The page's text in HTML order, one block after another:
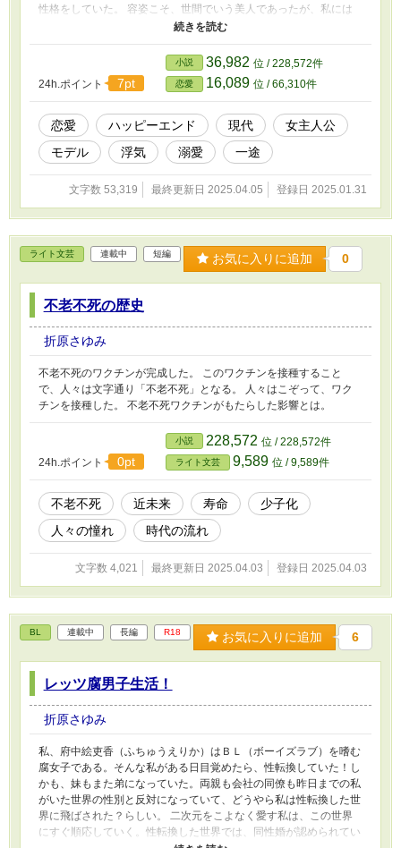
性格をしていた。 容姿こそ、世間でいう美人であったが、私には
モデルは向いていなかった。そんな私にできた彼氏はクズ男だっ
た。 クズ男と別れるために弟に相談したら、弟と同じくらい人気
モデル「ルリ」が私の恋人役になってしまった。私はクズ男と無事
に別れることができるだろうか。
24h.ポイント
7pt
小説 36,982 位 / 228,572件
恋愛 16,089 位 / 66,310件
恋愛 ハッピーエンド 現代
女主人公
モデル
浮気 溺愛 一途
文字数 53,319 最終更新日 2025.04.05 登録日 2025.01.31
ライト文芸 連載中 短編 お気に入りに追加 0
不老不死の歴史
折原さゆみ
不老不死のワクチンが完成した。 このワクチンを接種すること
で、人々は文字通り「不老不死」となる。 人々はこぞって、ワク
チンを接種した。 不老不死ワクチンがもたらした影響とは。
24h.ポイント 0pt
小説 228,572 位 / 228,572件
ライト文芸 9,589 位 / 9,589件
不老不死 近未来 寿命
少子化
人々の憧れ
時代の流れ
文字数 4,021 最終更新日 2025.04.03 登録日 2025.04.03
BL 連載中 長編 R18 お気に入りに追加 6
レッツ腐男子生活！
折原さゆみ
私、府中絵吏香（ふちゅうえりか）はＢＬ（ボーイズラブ）を嗜む
腐女子である。そんな私がある日目覚めたら、性転換していた！し
かも、妹もまた弟になっていた。両親も会社の同僚も昨日までの私
がいた世界の性別と反対になっていて、どうやら私は性転換した世
界に飛ばされた？らしい。 二次元をこよなく愛す私は、この世界
にすぐ順応していく。性転換した世界では、同性婚が認められてい